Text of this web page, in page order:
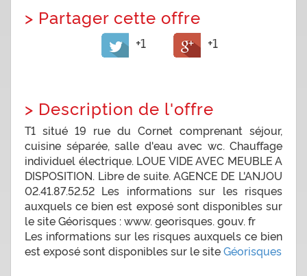
> Partager cette offre
+1 +1
> Description de l'offre
T1 situé 19 rue du Cornet comprenant séjour,
cuisine séparée, salle d'eau avec wc. Chauffage
individuel électrique. LOUE VIDE AVEC MEUBLE A
DISPOSITION. Libre de suite. AGENCE DE L'ANJOU
02.41.87.52.52 Les informations sur les risques
auxquels ce bien est exposé sont disponibles sur
le site Géorisques : www. georisques. gouv. fr
Les informations sur les risques auxquels ce bien
est exposé sont disponibles sur le siteGéorisques